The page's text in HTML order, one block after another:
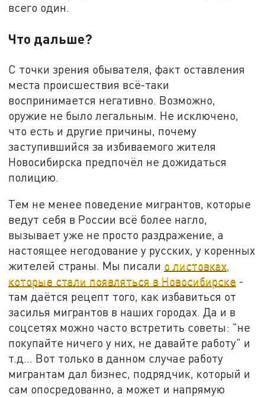
всего один.
Что дальше?
С точки зрения обывателя, факт оставления
места происшествия всё-таки
воспринимается негативно. Возможно,
оружие не было легальным. Не исключено,
что есть и другие причины, почему
заступившийся за избиваемого жителя
Новосибирска предпочёл не дожидаться
полицию.
Тем не менее поведение мигрантов, которые
ведут себя в России всё более нагло,
вызывает уже не просто раздражение, а
настоящее негодование у русских, у коренных
жителей страны. Мы писали о листовках,
которые стали появляться в Новосибирске -
там даётся рецепт того, как избавиться от
засилья мигрантов в наших городах. Да и в
соцсетях можно часто встретить советы: "не
покупайте ничего у них, не давайте работу" и
т.д... Вот только в данном случае работу
мигрантам дал бизнес, подрядчик, который и
сам опосредованно, а может и напрямую